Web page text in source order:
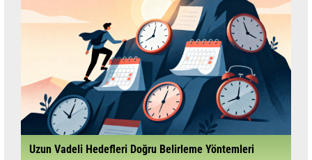
Uzun Vadeli Hedefleri Doğru Belirleme Yöntemleri